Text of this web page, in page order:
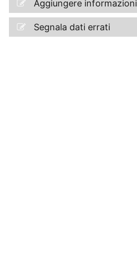
Aggiungere informazioni
Segnala dati errati